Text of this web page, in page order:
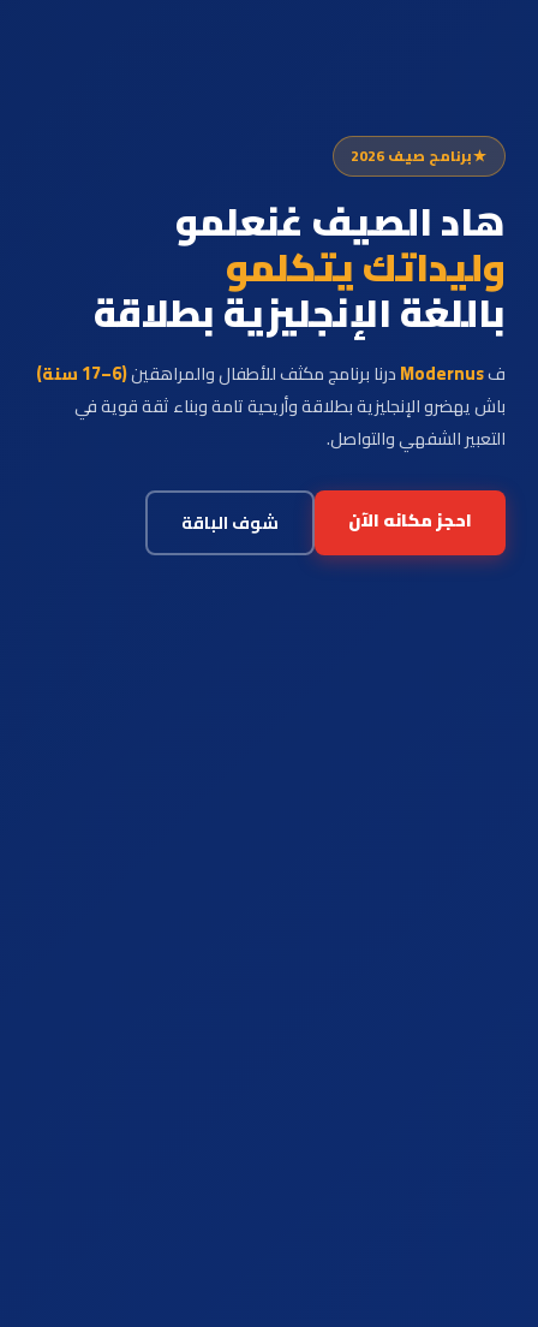
برنامج صيف 2026
هاد الصيف غنعلمو
وليداتك يتكلمو
باللغة الإنجليزية بطلاقة
فModernusدرنا برنامج مكثف للأطفال والمراهقين(6–17 سنة)
باش يهضرو الإنجليزية بطلاقة وأريحية تامة وبناء ثقة قوية في
التعبير الشفهي والتواصل.
احجز مكانه الآن شوف الباقة